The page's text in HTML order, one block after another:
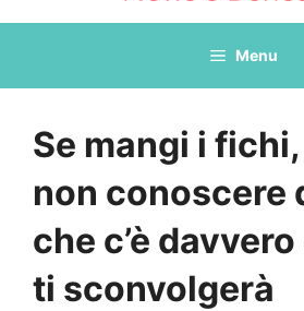
Menu
Se mangi i
non conoscere
che c’è
ti sconvolgerà